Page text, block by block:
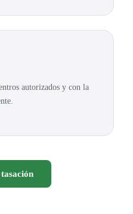
autorizados y con la